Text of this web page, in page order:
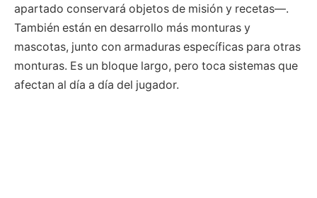
apartado conservará objetos de misión y recetas—.
También están en desarrollo más monturas y
mascotas, junto con armaduras específicas para otras
monturas. Es un bloque largo, pero toca sistemas que
afectan al día a día del jugador.